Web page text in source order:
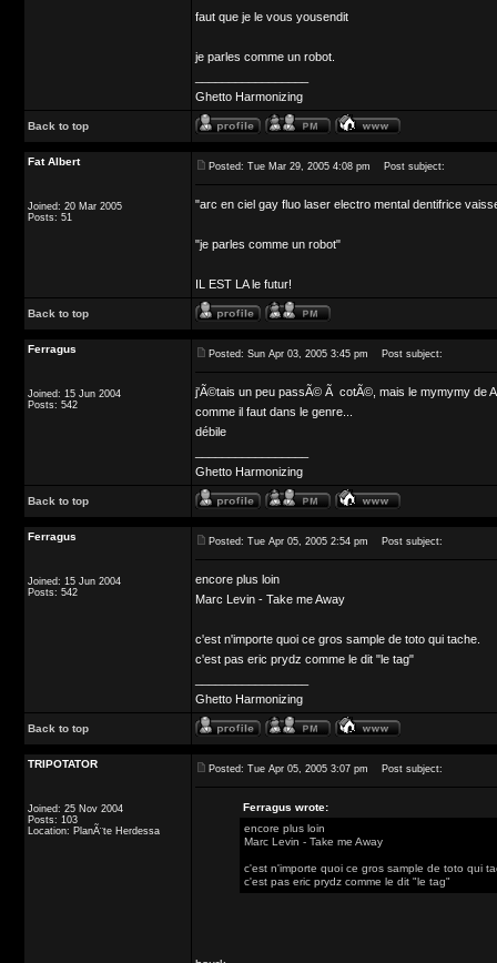
faut que je le vous yousendit
je parles comme un robot.
Ghetto Harmonizing
Back to top
Fat Albert
Joined: 20 Mar 2005
Posts: 51
Posted: Tue Mar 29, 2005 4:08 pm Post subject:
"arc en ciel gay fluo laser electro mental dentifrice
"je parles comme un robot"
IL EST LA le futur!
Back to top
Ferragus
Joined: 15 Jun 2004
Posts: 542
Posted: Sun Apr 03, 2005 3:45 pm Post subject:
j'Ã©tais un peu passÃ© Ã cotÃ©, mais le mymymy de
comme il faut dans le genre...
débile
Ghetto Harmonizing
Back to top
Ferragus
Joined: 15 Jun 2004
Posts: 542
Posted: Tue Apr 05, 2005 2:54 pm Post subject:
encore plus loin
Marc Levin - Take me Away
c'est n'importe quoi ce gros sample de toto qui tache.
c'est pas eric prydz comme le dit "le tag"
Ghetto Harmonizing
Back to top
TRIPOTATOR
Joined: 25 Nov 2004
Posts: 103
Location: PlanÃ¨te Herdessa
Posted: Tue Apr 05, 2005 3:07 pm Post subject:
Ferragus wrote:
encore plus loin
Marc Levin - Take me Away
c'est n'importe quoi ce gros sample de toto qui
c'est pas eric prydz comme le dit "le tag"